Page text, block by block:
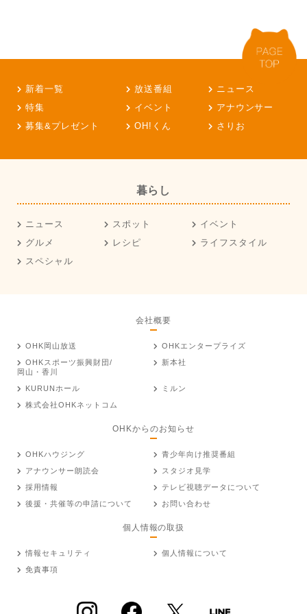
新着一覧 放送番組
ニュース
特集
イベント
アナウンサー
募集&プレゼント
OH!くん さりお
暮らし
ニュース スポット
イベント
グルメ
レシピ
ライフスタイル
スペシャル
会社概要
OHK岡山放送
OHKエンタープライズ
OHKスポーツ振興財団/
岡山・香川
新本社
KURUNホール
ミルン
株式会社OHKネットコム
OHKからのお知らせ
OHKハウジング
青少年向け推奨番組
アナウンサー朗読会
スタジオ見学
採用情報
テレビ視聴データについて
後援・共催等の申請について
お問い合わせ
個人情報の取扱
情報セキュリティ
個人情報について
免責事項